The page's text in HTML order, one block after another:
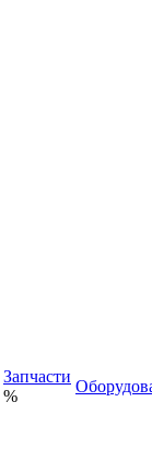
Запчасти
%